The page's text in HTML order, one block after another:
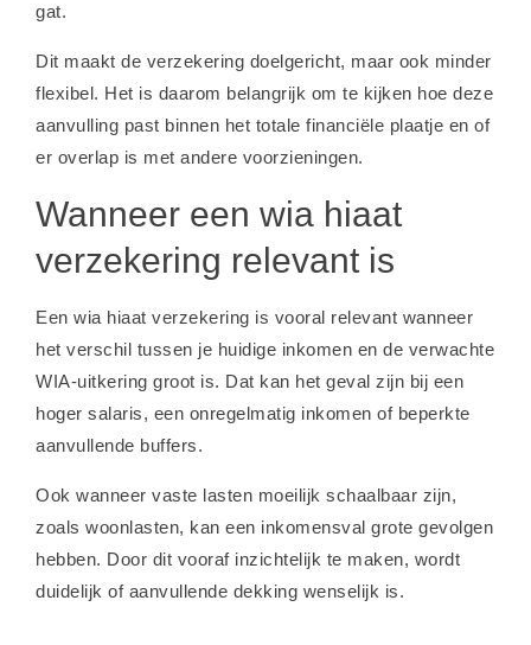
gat.
Dit maakt de verzekering doelgericht, maar ook minder
flexibel. Het is daarom belangrijk om te kijken hoe deze
aanvulling past binnen het totale financiële plaatje en of
er overlap is met andere voorzieningen.
Wanneer een wia hiaat
verzekering relevant is
Een wia hiaat verzekering is vooral relevant wanneer
het verschil tussen je huidige inkomen en de verwachte
WIA-uitkering groot is. Dat kan het geval zijn bij een
hoger salaris, een onregelmatig inkomen of beperkte
aanvullende buffers.
Ook wanneer vaste lasten moeilijk schaalbaar zijn,
zoals woonlasten, kan een inkomensval grote gevolgen
hebben. Door dit vooraf inzichtelijk te maken, wordt
duidelijk of aanvullende dekking wenselijk is.